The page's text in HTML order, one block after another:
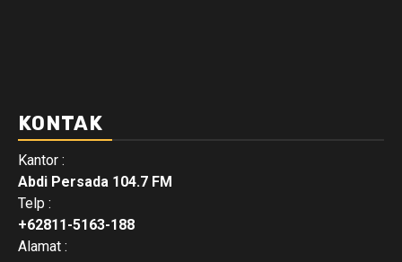
KONTAK
Kantor :
Abdi Persada 104.7 FM
Telp :
+62811-5163-188
Alamat :